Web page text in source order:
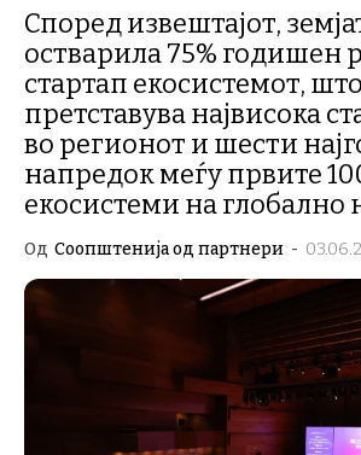
Според извештајот,
остварила 75% годишен
стартап екосистемот, што
претставува највисока
во регионот и шести
напредок меѓу првите
екосистеми на глобално
Од Соопштенија од партнери -